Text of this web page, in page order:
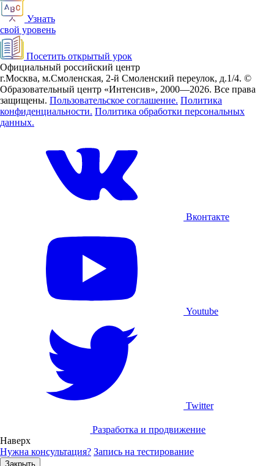
Узнать
свой уровень
Посетить открытый урок
Официальный российский центр
г.Москва, м.Смоленская, 2-й Смоленский переулок, д.1/4. ©
Образовательный центр «Интенсив», 2000—2026. Все права
защищены. Пользовательское соглашение. Политика
конфиденциальности. Политика обработки персональных
данных.
Вконтакте
Youtube
Twitter
Разработка и продвижение
Наверх
Нужна консультация? Запись на тестирование
Закрыть